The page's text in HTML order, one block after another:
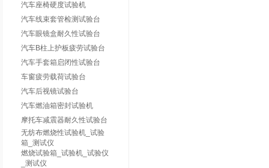
汽车座椅硬度试验机
汽车线束套管检测试验台
汽车眼镜盒耐久性试验台
汽车B柱上护板疲劳试验台
汽车手套箱启闭性试验台
车窗疲劳载荷试验台
汽车后视镜试验台
汽车燃油箱密封试验机
摩托车减震器耐久性试验台
无纺布燃烧性试验机_试验
箱_测试仪
燃烧试验箱_试验机_试验仪
_测试仪